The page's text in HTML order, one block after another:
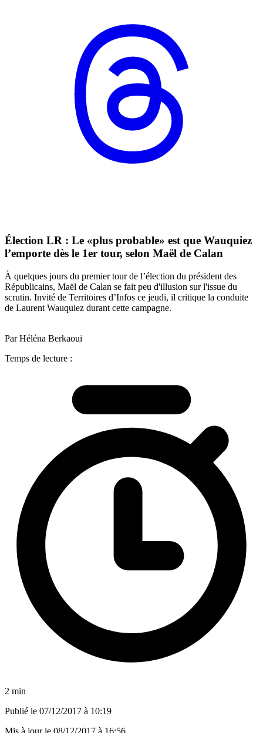
Élection LR : Le «plus probable» est que Wauquiez
l’emporte dès le 1er tour, selon Maël de Calan
À quelques jours du premier tour de l’élection du président des
Républicains, Maël de Calan se fait peu d'illusion sur l'issue du
scrutin. Invité de Territoires d’Infos ce jeudi, il critique la conduite
de Laurent Wauquiez durant cette campagne.
Par Héléna Berkaoui
Temps de lecture :
2 min
Publié le 07/12/2017 à 10:19
Mis à jour le 08/12/2017 à 16:56